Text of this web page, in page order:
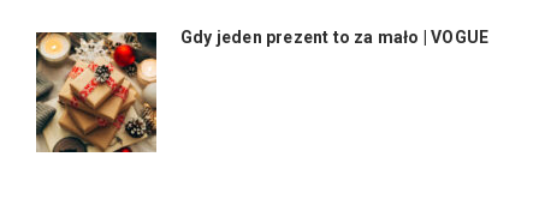
Gdy jeden prezent to za mało | VOGUE